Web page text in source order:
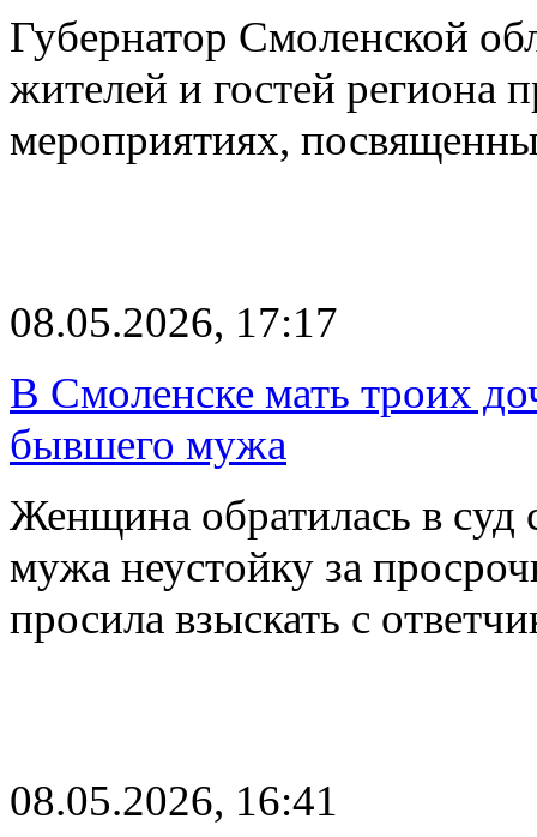
Губернатор Смоленской
жителей и гостей региона
мероприятиях,
08.05.2026, 17:17
В Смоленске мать троих
бывшего мужа
Женщина обратилась в суд
мужа неустойку за
просила взыскать с
08.05.2026, 16:41